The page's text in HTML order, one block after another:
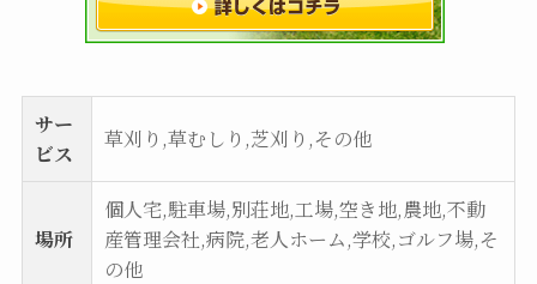
サー
ビス
草刈り,草むしり,芝刈り,その他
場所
個人宅,駐車場,別荘地,工場,空き地,農地,不動
産管理会社,病院,老人ホーム,学校,ゴルフ場,そ
の他